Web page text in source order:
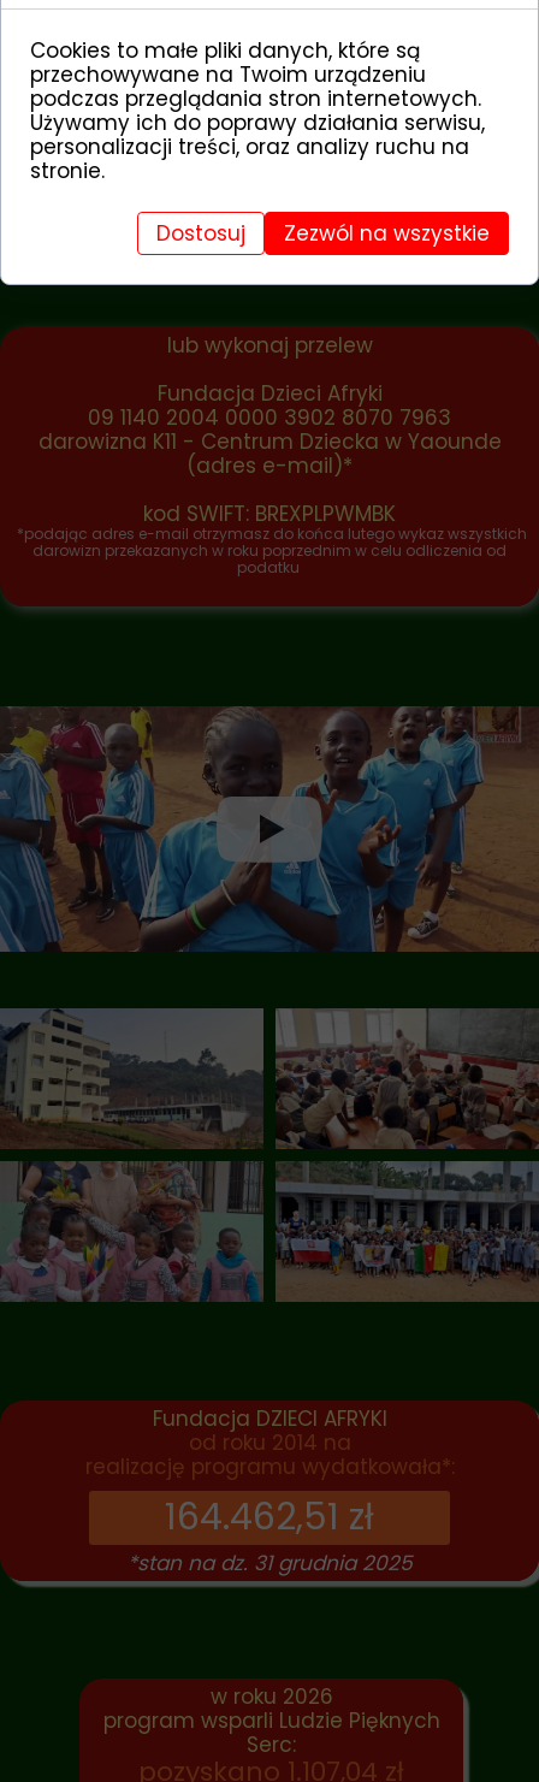
wpłać teraz przez Przelewy24.pl
164.462,51 zł
Fundacja DZIECI AFRYKI
od roku 2014 na
realizację programu wydatkowała*:
*stan na dz. 31 grudnia 2025
w roku 2026
program wsparli Ludzie Pięknych
Serc:
pozyskano 1.107,04 zł
lub wykonaj przelew
Fundacja Dzieci Afryki
09 1140 2004 0000 3902 8070 7963
darowizna K11 - Centrum Dziecka w Yaounde
(adres e-mail)*
kod SWIFT: BREXPLPWMBK
*podając adres e-mail otrzymasz do końca lutego wykaz wszystkich
darowizn przekazanych w roku poprzednim w celu odliczenia od
podatku
"a może nawet sala gimnastyczna -
pierwsza taka w stołecznej szkole?
marzy s. Kolbena.
dziękujemy za wsparcie wysiłku
realizacji tak potrzebnego projektu
Cookies to małe pliki danych, które są
przechowywane na Twoim urządzeniu
podczas przeglądania stron internetowych.
Używamy ich do poprawy działania serwisu,
personalizacji treści, oraz analizy ruchu na
stronie.
Dostosuj Zezwól na wszystkie